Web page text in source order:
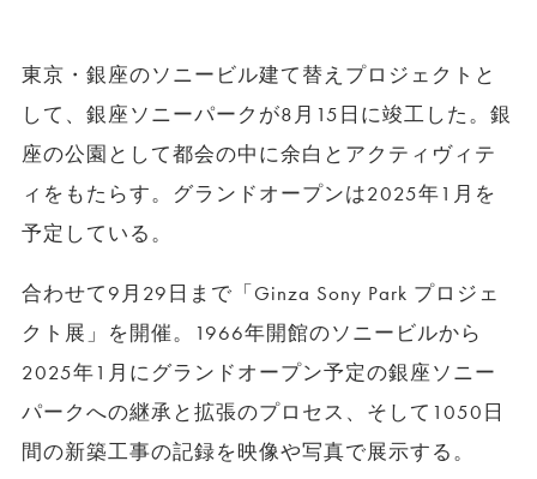
東京・銀座のソニービル建て替えプロジェクトと
して、銀座ソニーパークが8月15日に竣工した。銀
座の公園として都会の中に余白とアクティヴィテ
ィをもたらす。グランドオープンは2025年1月を
予定している。
合わせて9月29日まで「Ginza Sony Park プロジェ
クト展」を開催。1966年開館のソニービルから
2025年1月にグランドオープン予定の銀座ソニー
パークへの継承と拡張のプロセス、そして1050日
間の新築工事の記録を映像や写真で展示する。